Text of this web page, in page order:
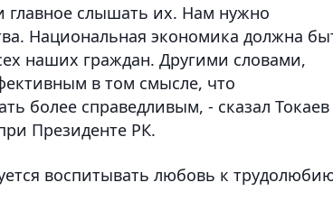
главное слышать их. Нам нужно
Национальная экономика должна
наших граждан. Другими словами,
в том смысле, что
более справедливым, - сказал
Президенте РК.
воспитывать любовь к